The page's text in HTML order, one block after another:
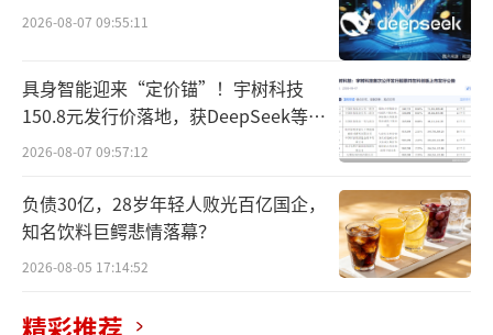
宗庆后去世后，外界一度笃定认为宗馥莉
将作为企二代接班，但事情的发展却出现了变
数。
根据辞职信中所述，“近期，杭州市上城
区人民政府及杭州娃哈哈集团有限公司(下称娃
哈哈集团)部分股东就本人自宗庆后董事长离世
后对娃哈哈集团经营管理的合理性提出质疑，
致使本人无法继续履行对娃哈哈集团及其持股
公司的管理职责。”
2026-08-07 09:55:11
具身智能迎来“定价锚”！宇树科技
150.8元发行价落地，获DeepSeek等豪
华战配加持
2026-08-07 09:57:12
负债30亿，28岁年轻人败光百亿国企，
知名饮料巨鳄悲情落幕？
2026-08-05 17:14:52
精彩推荐